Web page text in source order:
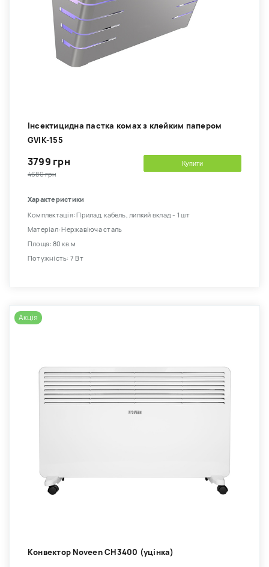
Інсектицидна пастка комах з клейким папером
GVIK-155
3799 грн
4680 грн
Купити
Характеристики
Комплектація: Прилад, кабель, липкий вклад - 1 шт
Матеріал: Нержавіюча сталь
Площа: 80 кв.м
Потужність: 7 Вт
Акція
Kонвектор Noveen CH3400 (уцінка)